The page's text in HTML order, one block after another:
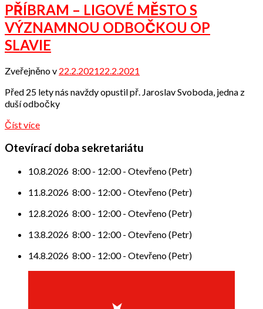
PŘÍBRAM – LIGOVÉ MĚSTO S
VÝZNAMNOU ODBOČKOU OP
SLAVIE
Zveřejněno v 22.2.202122.2.2021
přátel
Před 25 lety nás navždy opustil př. Jaroslav Svoboda, jedna z
duší odbočky
Číst více
Otevírací doba sekretariátu
10.8.2026 8:00- 12:00- Otevřeno (Petr)
11.8.2026 8:00- 12:00- Otevřeno (Petr)
12.8.2026 8:00- 12:00- Otevřeno (Petr)
13.8.2026 8:00- 12:00- Otevřeno (Petr)
14.8.2026 8:00- 12:00- Otevřeno (Petr)